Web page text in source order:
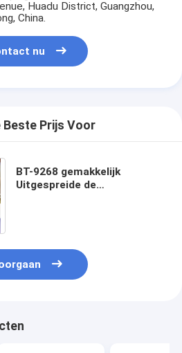
Huadu District, Guangzhou,
China.
nu
Beste Prijs Voor
BT-9268 gemakkelijk
Uitgespreide de